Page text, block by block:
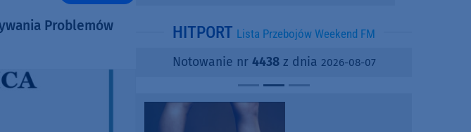
Problemów
informuje o
i ofertach
najmu
SPC, WPC i
kamienny
HITPORT Lista Przebojów Weekend FM
Notowanie nr 4438z dnia 2026-08-07